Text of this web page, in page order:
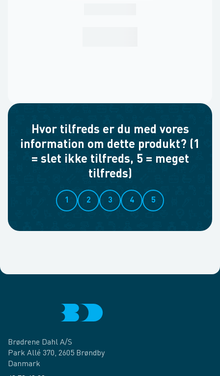
Hvor tilfreds er du med vores
information om dette produkt? (1
= slet ikke tilfreds, 5 = meget
tilfreds)
1 2 3 4 5
Brødrene Dahl A/S
Park Allé 370, 2605 Brøndby
Danmark